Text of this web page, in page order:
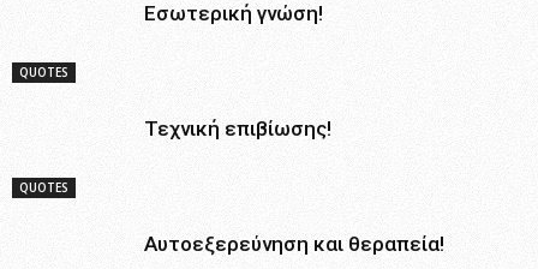
QUOTES
Εσωτερική γνώση!
QUOTES
Τεχνική επιβίωσης!
Αυτοεξερεύνηση και θεραπεία!